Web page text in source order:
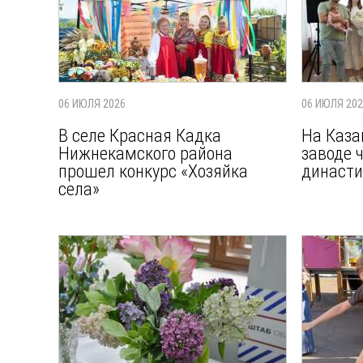
06 ИЮЛЯ 2026
В селе Красная Кадка
Нижнекамского района
прошел конкурс «Хозяйка
села»
06 ИЮЛЯ
На
заводе